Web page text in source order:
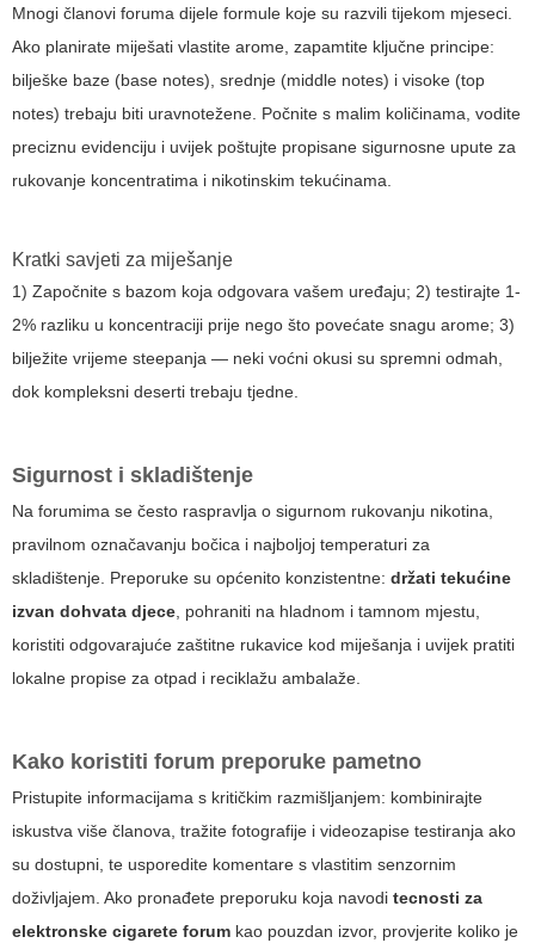
Mnogi članovi foruma dijele formule koje su razvili tijekom mjeseci.
Ako planirate miješati vlastite arome, zapamtite ključne principe:
bilješke baze (base notes), srednje (middle notes) i visoke (top
notes) trebaju biti uravnotežene. Počnite s malim količinama, vodite
preciznu evidenciju i uvijek poštujte propisane sigurnosne upute za
rukovanje koncentratima i nikotinskim tekućinama.
Kratki savjeti za miješanje
1) Započnite s bazom koja odgovara vašem uređaju; 2) testirajte 1-
2% razliku u koncentraciji prije nego što povećate snagu arome; 3)
bilježite vrijeme steepanja — neki voćni okusi su spremni odmah,
dok kompleksni deserti trebaju tjedne.
Sigurnost i skladištenje
Na forumima se često raspravlja o sigurnom rukovanju nikotina,
pravilnom označavanju bočica i najboljoj temperaturi za
skladištenje. Preporuke su općenito konzistentne: držati tekućine
izvan dohvata djece , pohraniti na hladnom i tamnom mjestu,
koristiti odgovarajuće zaštitne rukavice kod miješanja i uvijek pratiti
lokalne propise za otpad i reciklažu ambalaže.
Kako koristiti forum preporuke pametno
Pristupite informacijama s kritičkim razmišljanjem: kombinirajte
iskustva više članova, tražite fotografije i videozapise testiranja ako
su dostupni, te usporedite komentare s vlastitim senzornim
doživljajem. Ako pronađete preporuku koja navodi tecnosti za
elektronske cigarete forum kao pouzdan izvor, provjerite koliko je